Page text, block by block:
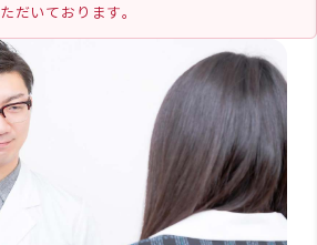
ただいております。